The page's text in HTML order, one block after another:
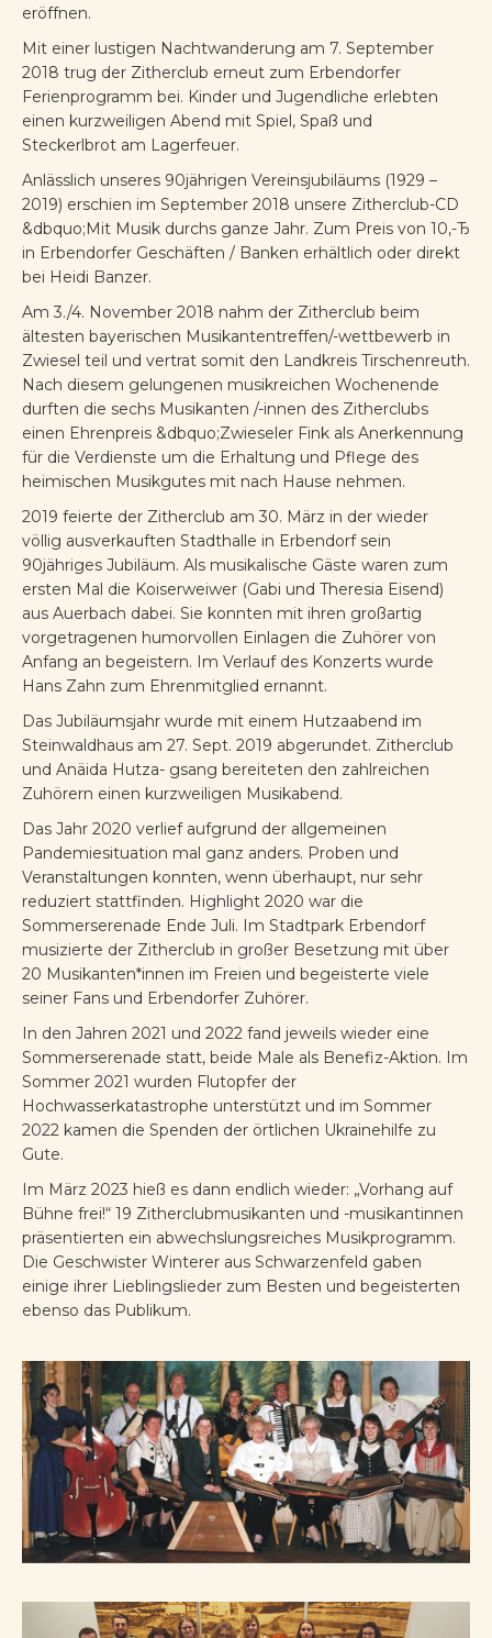
eröffnen.
Mit einer lustigen Nachtwanderung am 7. September
2018 trug der Zitherclub erneut zum Erbendorfer
Ferienprogramm bei. Kinder und Jugendliche erlebten
einen kurzweiligen Abend mit Spiel, Spaß und
Steckerlbrot am Lagerfeuer.
Anlässlich unseres 90jährigen Vereinsjubiläums (1929 –
2019) erschien im September 2018 unsere Zitherclub-CD
&dbquo;Mit Musik durchs ganze Jahr. Zum Preis von 10,-Ђ
in Erbendorfer Geschäften / Banken erhältlich oder direkt
bei Heidi Banzer.
Am 3./4. November 2018 nahm der Zitherclub beim
ältesten bayerischen Musikantentreffen/-wettbewerb in
Zwiesel teil und vertrat somit den Landkreis Tirschenreuth.
Nach diesem gelungenen musikreichen Wochenende
durften die sechs Musikanten /-innen des Zitherclubs
einen Ehrenpreis &dbquo;Zwieseler Fink als Anerkennung
für die Verdienste um die Erhaltung und Pflege des
heimischen Musikgutes mit nach Hause nehmen.
2019 feierte der Zitherclub am 30. März in der wieder
völlig ausverkauften Stadthalle in Erbendorf sein
90jähriges Jubiläum. Als musikalische Gäste waren zum
ersten Mal die Koiserweiwer (Gabi und Theresia Eisend)
aus Auerbach dabei. Sie konnten mit ihren großartig
vorgetragenen humorvollen Einlagen die Zuhörer von
Anfang an begeistern. Im Verlauf des Konzerts wurde
Hans Zahn zum Ehrenmitglied ernannt.
Das Jubiläumsjahr wurde mit einem Hutzaabend im
Steinwaldhaus am 27. Sept. 2019 abgerundet. Zitherclub
und Anäida Hutza- gsang bereiteten den zahlreichen
Zuhörern einen kurzweiligen Musikabend.
Das Jahr 2020 verlief aufgrund der allgemeinen
Pandemiesituation mal ganz anders. Proben und
Veranstaltungen konnten, wenn überhaupt, nur sehr
reduziert stattfinden. Highlight 2020 war die
Sommerserenade Ende Juli. Im Stadtpark Erbendorf
musizierte der Zitherclub in großer Besetzung mit über
20 Musikanten*innen im Freien und begeisterte viele
seiner Fans und Erbendorfer Zuhörer.
In den Jahren 2021 und 2022 fand jeweils wieder eine
Sommerserenade statt, beide Male als Benefiz-Aktion. Im
Sommer 2021 wurden Flutopfer der
Hochwasserkatastrophe unterstützt und im Sommer
2022 kamen die Spenden der örtlichen Ukrainehilfe zu
Gute.
Im März 2023 hieß es dann endlich wieder: „Vorhang auf
Bühne frei!“ 19 Zitherclubmusikanten und -musikantinnen
präsentierten ein abwechslungsreiches Musikprogramm.
Die Geschwister Winterer aus Schwarzenfeld gaben
einige ihrer Lieblingslieder zum Besten und begeisterten
ebenso das Publikum.